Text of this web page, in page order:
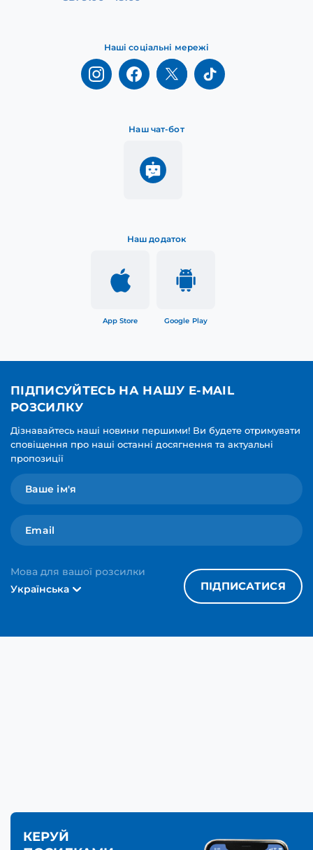
Наш додаток
App Store Google Play
Наш чат-бот
Наші соціальні мережі
ПІДПИСУЙТЕСЬ НА НАШУ E-MAIL
РОЗСИЛКУ
Дізнавайтесь наші новини першими! Ви будете отримувати
сповіщення про наші останні досягнення та актуальні
пропозиції
Мова для вашої розсилки
Українська
ПІДПИСАТИСЯ
КЕРУЙ